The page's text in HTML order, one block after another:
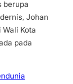
berupa
Johan
Kota
pada